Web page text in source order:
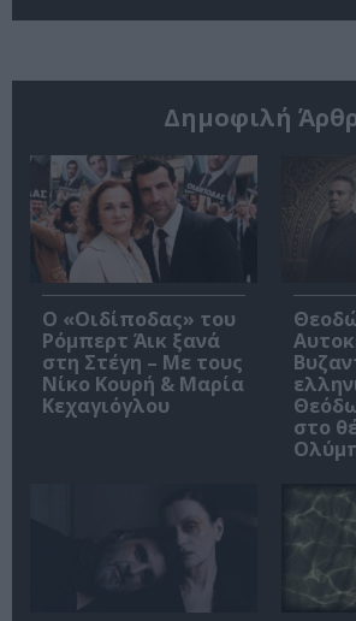
Δημοφιλή
O «Οιδίποδας» του
Ρόμπερτ Άικ ξανά
στη Στέγη – Με τους
Νίκο Κουρή & Μαρία
Κεχαγιόγλου
στο